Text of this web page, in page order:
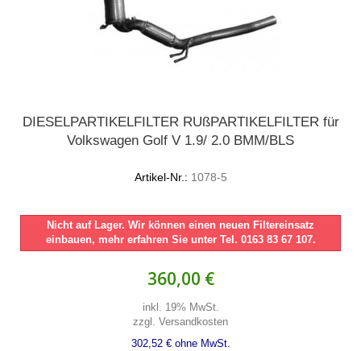
DIESELPARTIKELFILTER RUßPARTIKELFILTER für
Volkswagen Golf V 1.9/ 2.0 BMM/BLS
Artikel-Nr.: 1078-5
Nicht auf Lager. Wir können einen neuen Filtereinsatz
einbauen, mehr erfahren Sie unter Tel. 0163 83 67 107.
360,00 €
inkl. 19% MwSt.
zzgl. Versandkosten
302,52 € ohne MwSt.